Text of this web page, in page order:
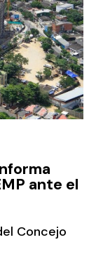
ante el
Concejo